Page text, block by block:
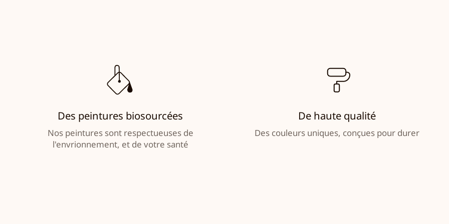
Des peintures biosourcées
Nos peintures sont respectueuses de
l'envrionnement, et de votre santé
De haute qualité
Des couleurs uniques, conçues pour durer